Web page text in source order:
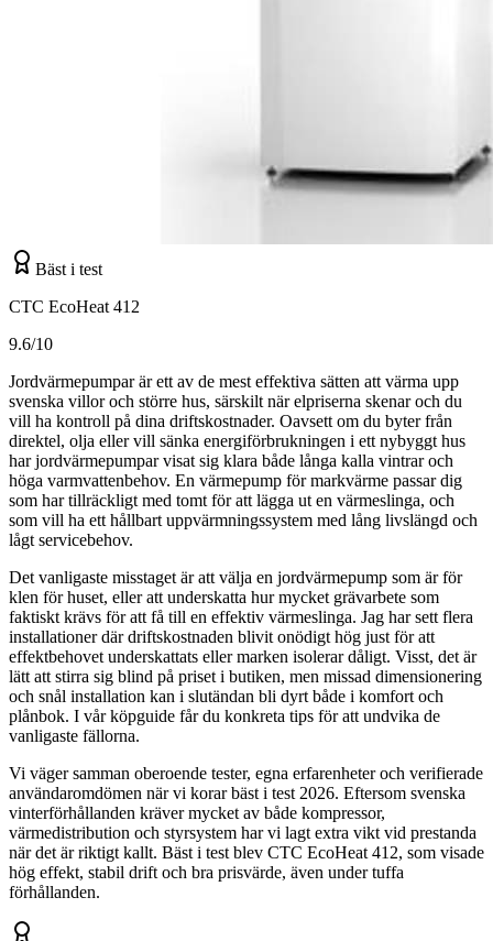
Bäst i test
CTC EcoHeat 412
9.6/10
Jordvärmepumpar är ett av de mest effektiva sätten att värma upp
svenska villor och större hus, särskilt när elpriserna skenar och du
vill ha kontroll på dina driftskostnader. Oavsett om du byter från
direktel, olja eller vill sänka energiförbrukningen i ett nybyggt hus
har jordvärmepumpar visat sig klara både långa kalla vintrar och
höga varmvattenbehov. En värmepump för markvärme passar dig
som har tillräckligt med tomt för att lägga ut en värmeslinga, och
som vill ha ett hållbart uppvärmningssystem med lång livslängd och
lågt servicebehov.
Det vanligaste misstaget är att välja en jordvärmepump som är för
klen för huset, eller att underskatta hur mycket grävarbete som
faktiskt krävs för att få till en effektiv värmeslinga. Jag har sett flera
installationer där driftskostnaden blivit onödigt hög just för att
effektbehovet underskattats eller marken isolerar dåligt. Visst, det är
lätt att stirra sig blind på priset i butiken, men missad dimensionering
och snål installation kan i slutändan bli dyrt både i komfort och
plånbok. I vår köpguide får du konkreta tips för att undvika de
vanligaste fällorna.
Vi väger samman oberoende tester, egna erfarenheter och verifierade
användaromdömen när vi korar bäst i test 2026. Eftersom svenska
vinterförhållanden kräver mycket av både kompressor,
värmedistribution och styrsystem har vi lagt extra vikt vid prestanda
när det är riktigt kallt. Bäst i test blev CTC EcoHeat 412, som visade
hög effekt, stabil drift och bra prisvärde, även under tuffa
förhållanden.